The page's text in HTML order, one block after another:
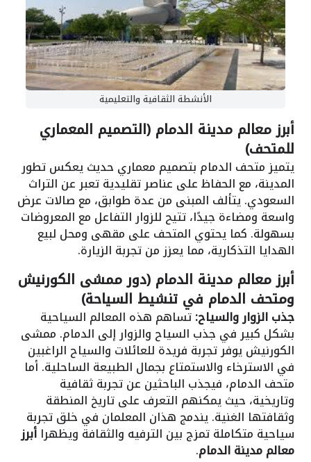
الأنشطة الثقافية والتعليمية
أبرز معالم مدينة الدمام (التصميم المعماري
للمتحف)
يتميز متحف الدمام بتصميم معماري حديث يعكس تطور
المدينة، مع الحفاظ على عناصر تقليدية تعبر عن التراث
السعودي. يتألف المبنى من عدة طوابق، مع صالات عرض
واسعة ومضاءة جيدًا، تتيح للزوار التفاعل مع المعروضات
بسهولة. كما يحتوي المتحف على مقهى ومحل لبيع
الهدايا التذكارية، مما يعزز من تجربة الزيارة.
أبرز معالم مدينة الدمام (دور ممشى الكورنيش
ومتحف الدمام في تنشيط السياحة)
جذب الزوار والسياح:تساهم هذه المعالم السياحية
بشكل كبير في جذب السياح والزوار إلى الدمام. ممشى
الكورنيش يوفر تجربة فريدة للعائلات والسياح الراغبين
في الاسترخاء والاستمتاع بجمال الطبيعة الساحلية. أما
متحف الدمام، فيجذب الباحثين عن تجربة ثقافية
وتاريخية، حيث يمكنهم التعرف على تاريخ المنطقة
وثقافتها الغنية. يندمج هذان المعلمان في خلق تجربة
سياحية متكاملة تمزج بين الترفيه والثقافة ويظهرا أبرز
معالم مدينة الدمام.